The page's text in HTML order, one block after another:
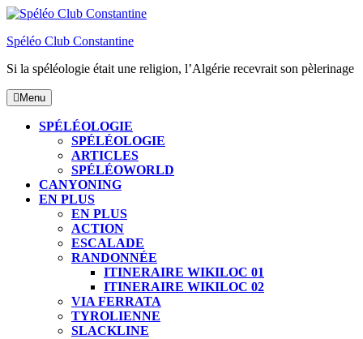
Skip
content
Spéléo Club Constantine
Si la spéléologie était une religion, l’Algérie recevrait son pèlerinage
MenuMenu
SPÉLÉOLOGIE
SPÉLÉOLOGIE
ARTICLES
SPÉLÉOWORLD
CANYONING
EN PLUS
EN PLUS
ACTION
ESCALADE
RANDONNÉE
ITINERAIRE WIKILOC 01
ITINERAIRE WIKILOC 02
VIA FERRATA
TYROLIENNE
SLACKLINE